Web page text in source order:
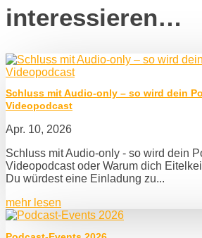
interessieren…
Schluss mit Audio-only – so wird dein
Videopodcast
Apr. 10, 2026
Schluss mit Audio-only - so wird dein
Videopodcast oder Warum dich
Du würdest eine Einladung zu...
mehr lesen